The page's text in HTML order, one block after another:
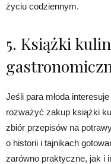
życiu codziennym.
5. Książki
Jeśli para młoda
rozważyć zakup książki
zbiór przepisów na
o historii i tajnikach
zarówno praktyczne, jak i